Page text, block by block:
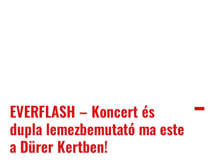
EVERFLASH – Koncert és
dupla lemezbemutató ma este
a Dürer Kertben!